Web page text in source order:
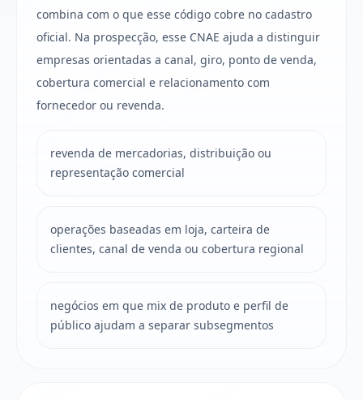
combina com o que esse código cobre no cadastro
oficial. Na prospecção, esse CNAE ajuda a distinguir
empresas orientadas a canal, giro, ponto de venda,
cobertura comercial e relacionamento com
fornecedor ou revenda.
revenda de mercadorias, distribuição ou
representação comercial
operações baseadas em loja, carteira de
clientes, canal de venda ou cobertura regional
negócios em que mix de produto e perfil de
público ajudam a separar subsegmentos